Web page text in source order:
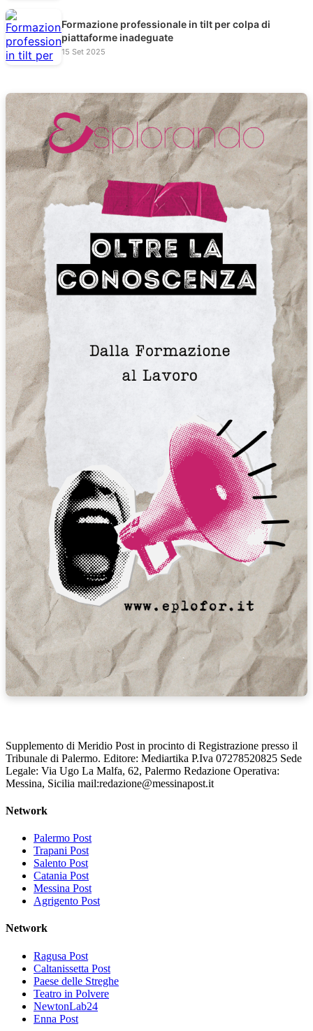
Formazione professionale in tilt per colpa di
piattaforme inadeguate
15 Set 2025
Supplemento di Meridio Post in procinto di Registrazione presso il
Tribunale di Palermo. Editore: Mediartika P.Iva 07278520825 Sede
Legale: Via Ugo La Malfa, 62, Palermo Redazione Operativa:
Messina, Sicilia mail:redazione@messinapost.it
Network
Palermo Post
Trapani Post
Salento Post
Catania Post
Messina Post
Agrigento Post
Network
Ragusa Post
Caltanissetta Post
Paese delle Streghe
Teatro in Polvere
NewtonLab24
Enna Post